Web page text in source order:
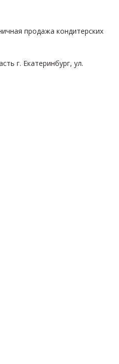
продажа кондитерских
г. Екатеринбург, ул.